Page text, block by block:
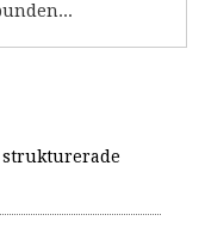
strukturerade